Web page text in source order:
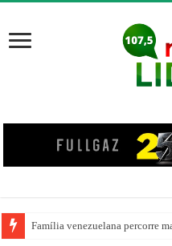
Família venezuelana percorre